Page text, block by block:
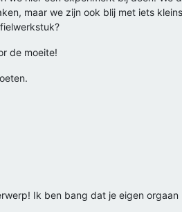
maar we zijn ook blij met iets
de moeite!
Ik ben bang dat je eigen